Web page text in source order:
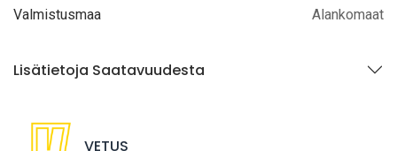
Valmistusmaa Alankomaat
Lisätietoja Saatavuudesta
VETUS